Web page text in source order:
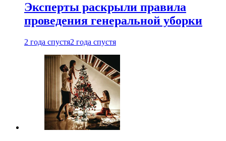
Эксперты раскрыли правила
проведения генеральной уборки
2 года спустя2 года спустя